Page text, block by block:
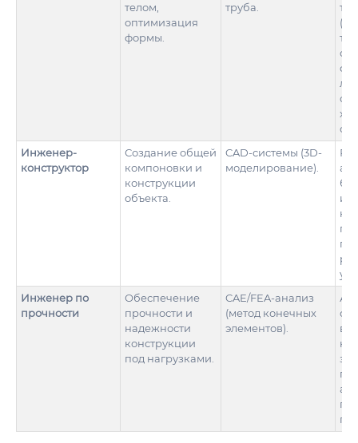
телом,
оптимизация
формы.
труба.
Инженер-
конструктор
Создание общей
компоновки и
конструкции
объекта.
CAD-системы (3D-
моделирование).
и
на
Инженер по
прочности
Обеспечение
прочности и
надежности
конструкции
под нагрузками.
CAE/FEA-анализ
(метод конечных
элементов).